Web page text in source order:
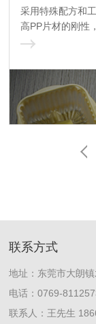
采用特殊配方和
高PP片材的刚性
应用领域。适用
联系方式
地址：东莞市大朗
电话：0769-
联系人：王先生